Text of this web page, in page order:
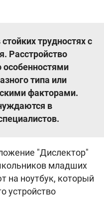
трудностях с
Расстройство
типа или
факторами.
в
"‎Дислектор"‎
младших
на ноутбук, который
устройство